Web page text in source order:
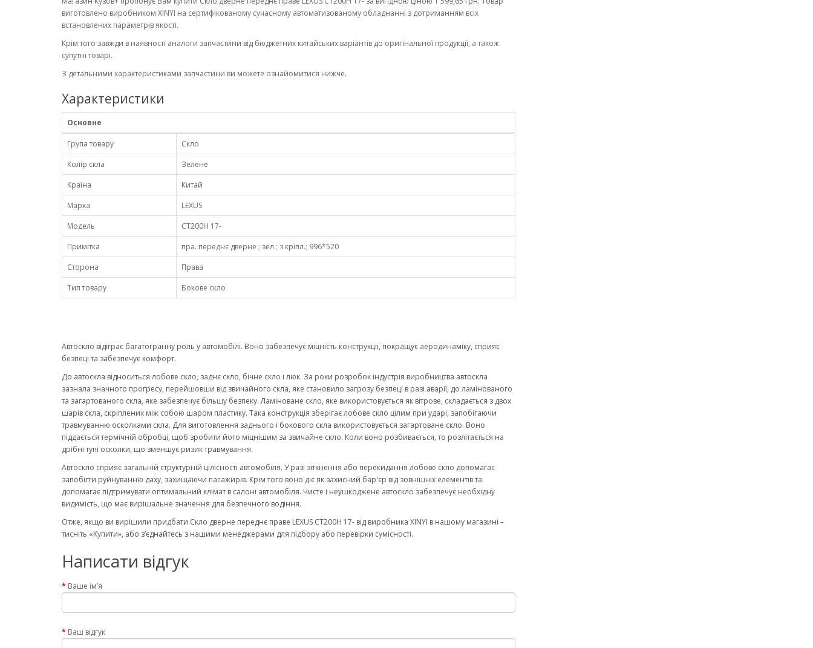
виготовлено виробником XINYI на сертифікованому сучасному автоматизованому обладнанні з дотриманням всіх
встановлених параметрів якості.
Крім того завжди в наявності аналоги запчастини від бюджетних китайських варіантів до оригінальної продукції, а також
супутні товарі.
З детальними характеристиками запчастини ви можете ознайомитися нижче.
Характеристики
Основне
Група товару
Скло
Колір скла
Зелене
Країна
Китай
Марка
LEXUS
Модель
CT200H 17-
Примітка
пра. переднє дверне ; зел.; з кріпл.; 996*520
Сторона
Права
Тип товару
Бокове скло
Автоскло відіграє багатогранну роль у автомобілі. Воно забезпечує міцність конструкції, покращує аеродинаміку, сприяє
безпеці та забезпечує комфорт.
До автоскла відноситься лобове скло, заднє скло, бічне скло і люк. За роки розробок індустрія виробництва автоскла
зазнала значного прогресу, перейшовши від звичайного скла, яке становило загрозу безпеці в разі аварії, до ламінованого
та загартованого скла, яке забезпечує більшу безпеку. Ламіноване скло, яке використовується як вітрове, складається з двох
шарів скла, скріплених між собою шаром пластику. Така конструкція зберігає лобове скло цілим при ударі, запобігаючи
травмуванню осколками скла. Для виготовлення заднього і бокового скла використовується загартоване скло. Воно
піддається термічній обробці, щоб зробити його міцнішим за звичайне скло. Коли воно розбивається, то розлітається на
дрібні тупі осколки, що зменшує ризик травмування.
Автоскло сприяє загальній структурній цілісності автомобіля. У разі зіткнення або перекидання лобове скло допомагає
запобігти руйнуванню даху, захищаючи пасажирів. Крім того воно діє як захисний бар'єр від зовнішніх елементів та
допомагає підтримувати оптимальний клімат в салоні автомобіля. Чисте і неушкоджене автоскло забезпечує необхідну
видимість, що має вирішальне значення для безпечного водіння.
Отже, якщо ви вирішили придбати Скло дверне переднє праве LEXUS CT200H 17- від виробника XINYI в нашому магазині –
тисніть «Купити», або з’єднайтесь з нашими менеджерами для підбору або перевірки сумісності.
Написати відгук
Ваше ім’я
Ваш відгук